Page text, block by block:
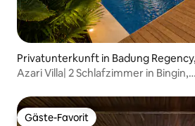
Privatunterkunft in Badung
enpasar City
Azari Villa| 2 Schlafzimmer in Bingin,
Gäste-Favorit
Gäste-Favorit